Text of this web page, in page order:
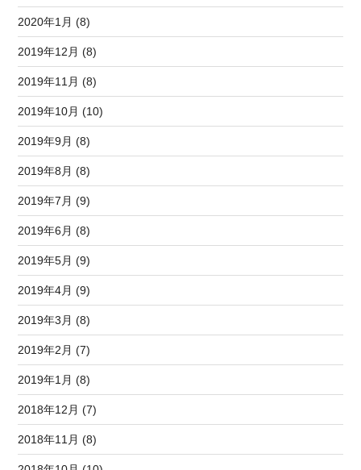
2020年1月 (8)
2019年12月 (8)
2019年11月 (8)
2019年10月 (10)
2019年9月 (8)
2019年8月 (8)
2019年7月 (9)
2019年6月 (8)
2019年5月 (9)
2019年4月 (9)
2019年3月 (8)
2019年2月 (7)
2019年1月 (8)
2018年12月 (7)
2018年11月 (8)